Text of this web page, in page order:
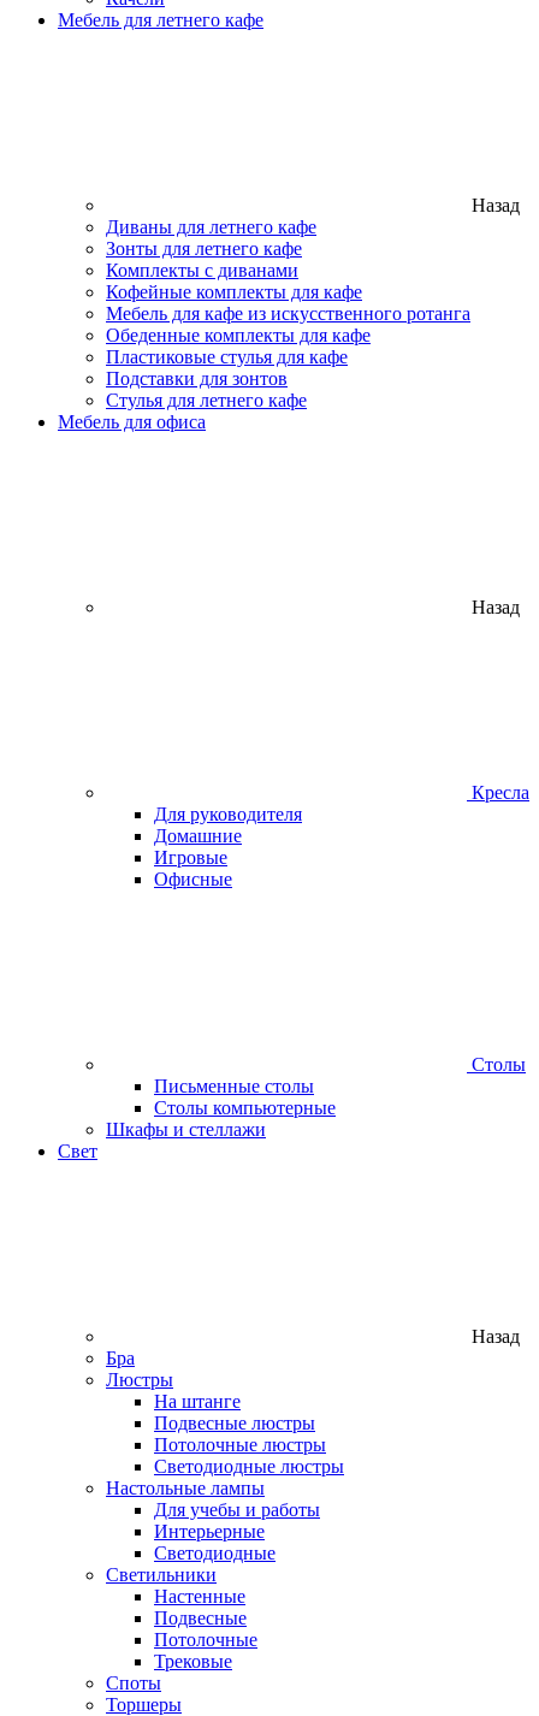
Мебель для летнего кафе
Назад
Диваны для летнего кафе
Зонты для летнего кафе
Комплекты с диванами
Кофейные комплекты для кафе
Мебель для кафе из искусственного ротанга
Обеденные комплекты для кафе
Пластиковые стулья для кафе
Подставки для зонтов
Стулья для летнего кафе
Мебель для офиса
Назад
Кресла
Для руководителя
Домашние
Игровые
Офисные
Столы
Письменные столы
Столы компьютерные
Шкафы и стеллажи
Свет
Назад
Бра
Люстры
На штанге
Подвесные люстры
Потолочные люстры
Светодиодные люстры
Настольные лампы
Для учебы и работы
Интерьерные
Светодиодные
Светильники
Настенные
Подвесные
Потолочные
Трековые
Споты
Торшеры